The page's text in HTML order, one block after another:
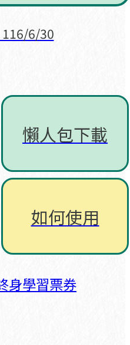
6/30
懶人包下載
如何使用
身學習票券